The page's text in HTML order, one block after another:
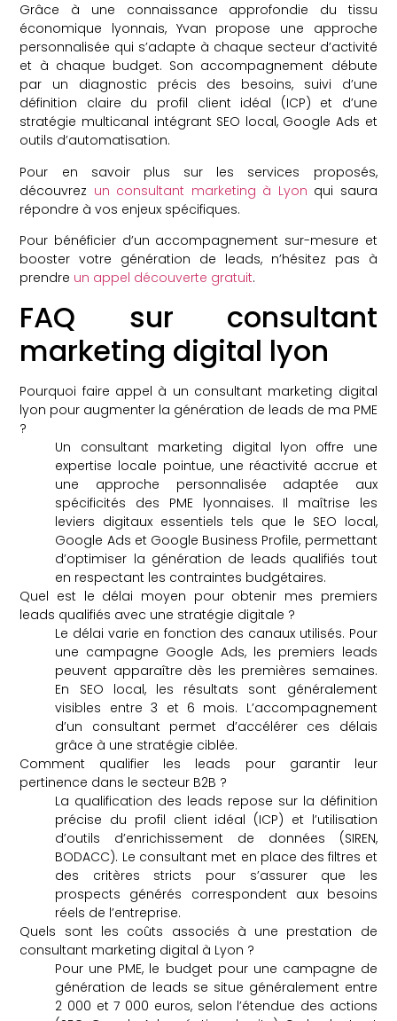
Grâce à une connaissance approfondie du tissu
économique lyonnais, Yvan propose une approche
personnalisée qui s’adapte à chaque secteur d’activité
et à chaque budget. Son accompagnement débute
par un diagnostic précis des besoins, suivi d’une
définition claire du profil client idéal (ICP) et d’une
stratégie multicanal intégrant SEO local, Google Ads et
outils d’automatisation.
Pour en savoir plus sur les services proposés,
découvrez un consultant marketing à Lyon qui saura
répondre à vos enjeux spécifiques.
Pour bénéficier d’un accompagnement sur-mesure et
booster votre génération de leads, n’hésitez pas à
prendre un appel découverte gratuit.
FAQ sur consultant
marketing digital lyon
Pourquoi faire appel à un consultant marketing digital
lyon pour augmenter la génération de leads de ma PME
?
Un consultant marketing digital lyon offre une
expertise locale pointue, une réactivité accrue et
une approche personnalisée adaptée aux
spécificités des PME lyonnaises. Il maîtrise les
leviers digitaux essentiels tels que le SEO local,
Google Ads et Google Business Profile, permettant
d’optimiser la génération de leads qualifiés tout
en respectant les contraintes budgétaires.
Quel est le délai moyen pour obtenir mes premiers
leads qualifiés avec une stratégie digitale ?
Le délai varie en fonction des canaux utilisés. Pour
une campagne Google Ads, les premiers leads
peuvent apparaître dès les premières semaines.
En SEO local, les résultats sont généralement
visibles entre 3 et 6 mois. L’accompagnement
d’un consultant permet d’accélérer ces délais
grâce à une stratégie ciblée.
Comment qualifier les leads pour garantir leur
pertinence dans le secteur B2B ?
La qualification des leads repose sur la définition
précise du profil client idéal (ICP) et l’utilisation
d’outils d’enrichissement de données (SIREN,
BODACC). Le consultant met en place des filtres et
des critères stricts pour s’assurer que les
prospects générés correspondent aux besoins
réels de l’entreprise.
Quels sont les coûts associés à une prestation de
consultant marketing digital à Lyon ?
Pour une PME, le budget pour une campagne de
génération de leads se situe généralement entre
2 000 et 7 000 euros, selon l’étendue des actions